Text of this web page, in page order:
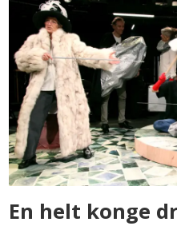
En helt konge